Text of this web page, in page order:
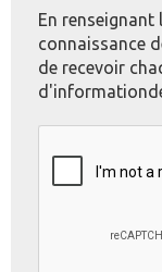
En
connaissance
de recevoir